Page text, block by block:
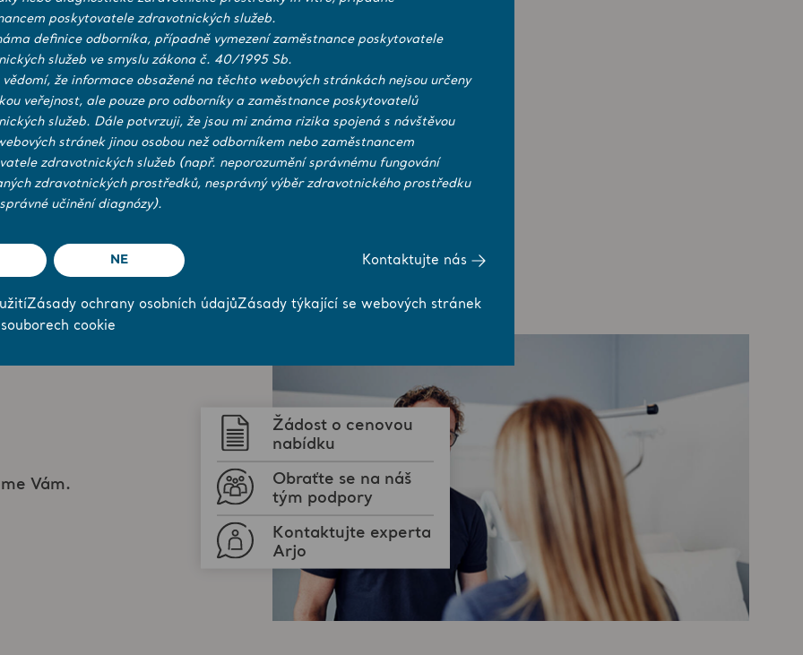
Zobrazit více
Vám.
Žádost o cenovou
nabídku
Obraťte se na náš
tým podpory
Kontaktujte experta
Arjo
poskytovatele zdravotnických služeb.
definice odborníka, případně vymezení zaměstnance poskytovatele
služeb ve smyslu zákona č. 40/1995 Sb.
vědomí, že informace obsažené na těchto webových stránkách nejsou určeny
veřejnost, ale pouze pro odborníky a zaměstnance poskytovatelů
služeb. Dále potvrzuji, že jsou mi známa rizika spojená s návštěvou
stránek jinou osobou než odborníkem nebo zaměstnancem
zdravotnických služeb (např. neporozumění správnému fungování
zdravotnických prostředků, nesprávný výběr zdravotnického prostředku
učinění diagnózy).
NE Kontaktujte nás
Zásady ochrany osobních údajůZásady týkající se webových stránek
cookie